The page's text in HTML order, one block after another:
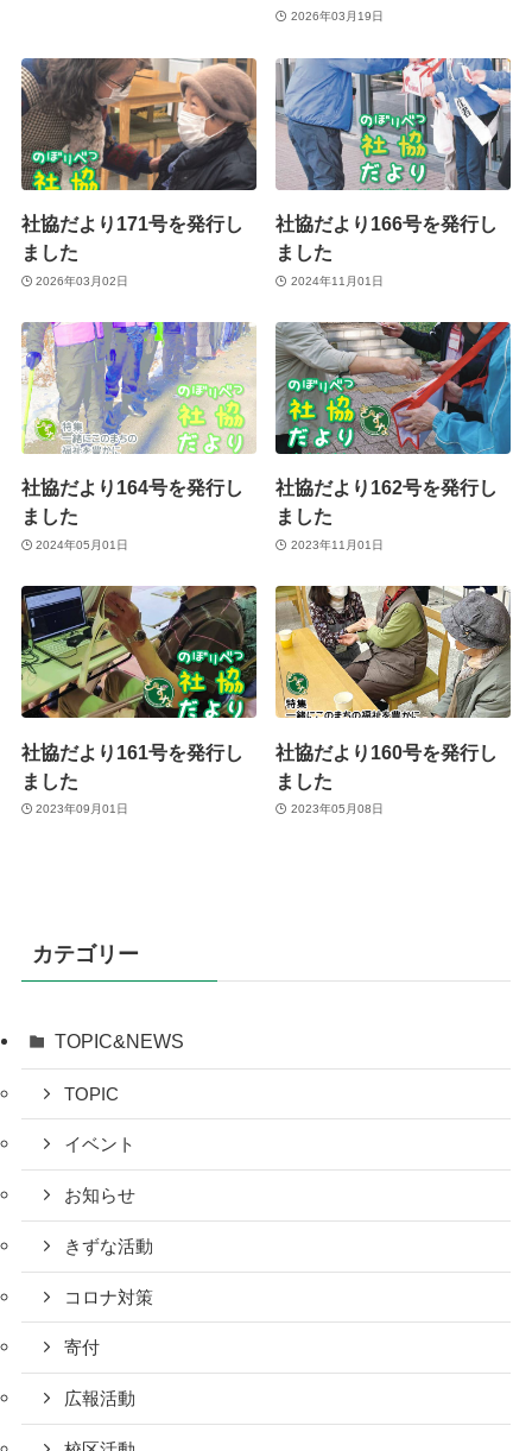
2026年03月19日
社協だより171号を発行し
ました
2026年03月02日
社協だより166号を発行し
ました
2024年11月01日
社協だより164号を発行し
ました
2024年05月01日
社協だより162号を発行し
ました
2023年11月01日
社協だより161号を発行し
ました
2023年09月01日
社協だより160号を発行し
ました
2023年05月08日
カテゴリー
TOPIC&NEWS
TOPIC
イベント
お知らせ
きずな活動
コロナ対策
寄付
広報活動